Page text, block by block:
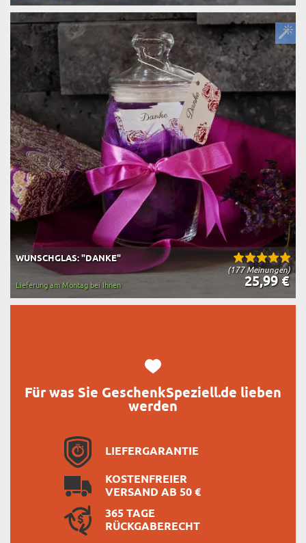
(177 Meinungen)
WUNSCHGLAS: "DANKE"
25,99 €
Lieferung am Montag bei Ihnen
Für was Sie GeschenkSpeziell.de lieben
werden
LIEFERGARANTIE
KOSTENFREIER
VERSAND AB 50 €
365 TAGE
RÜCKGABERECHT